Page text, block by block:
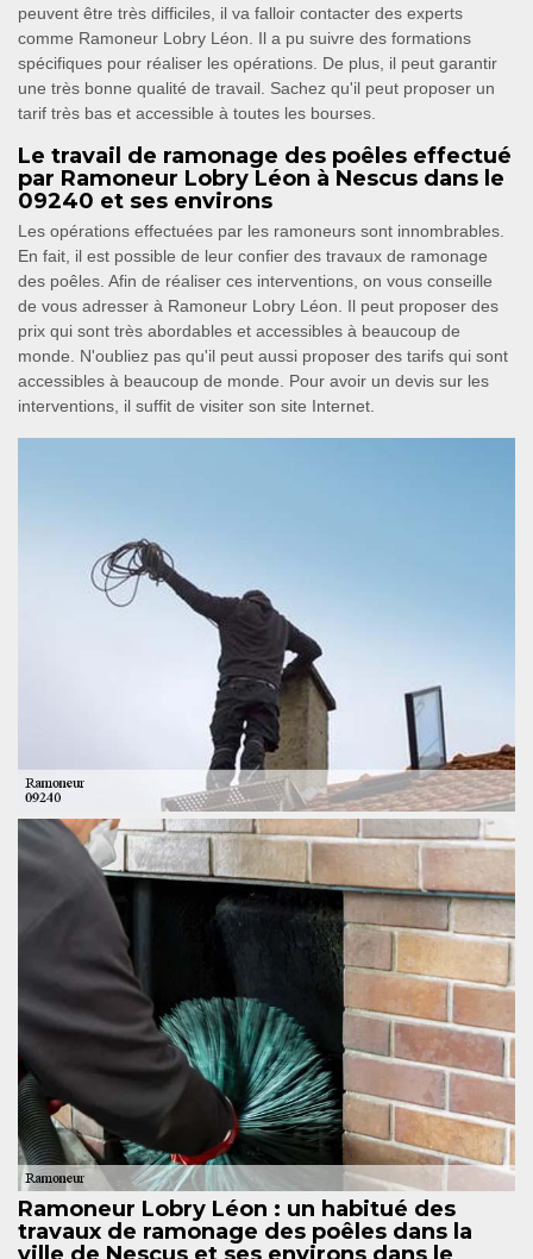
peuvent être très difficiles, il va falloir contacter des experts
comme Ramoneur Lobry Léon. Il a pu suivre des formations
spécifiques pour réaliser les opérations. De plus, il peut garantir
une très bonne qualité de travail. Sachez qu'il peut proposer un
tarif très bas et accessible à toutes les bourses.
Le travail de ramonage des poêles effectué
par Ramoneur Lobry Léon à Nescus dans le
09240 et ses environs
Les opérations effectuées par les ramoneurs sont innombrables.
En fait, il est possible de leur confier des travaux de ramonage
des poêles. Afin de réaliser ces interventions, on vous conseille
de vous adresser à Ramoneur Lobry Léon. Il peut proposer des
prix qui sont très abordables et accessibles à beaucoup de
monde. N'oubliez pas qu'il peut aussi proposer des tarifs qui sont
accessibles à beaucoup de monde. Pour avoir un devis sur les
interventions, il suffit de visiter son site Internet.
Ramoneur Lobry Léon : un habitué des
travaux de ramonage des poêles dans la